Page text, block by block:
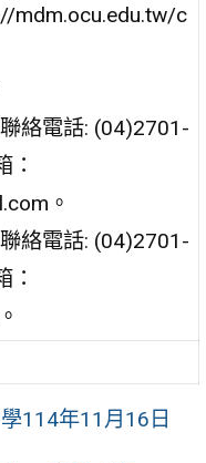
mdm.ocu.edu.tw/c
絡電話: (04)2701-
：
。
絡電話: (04)2701-
：
114年11月16日